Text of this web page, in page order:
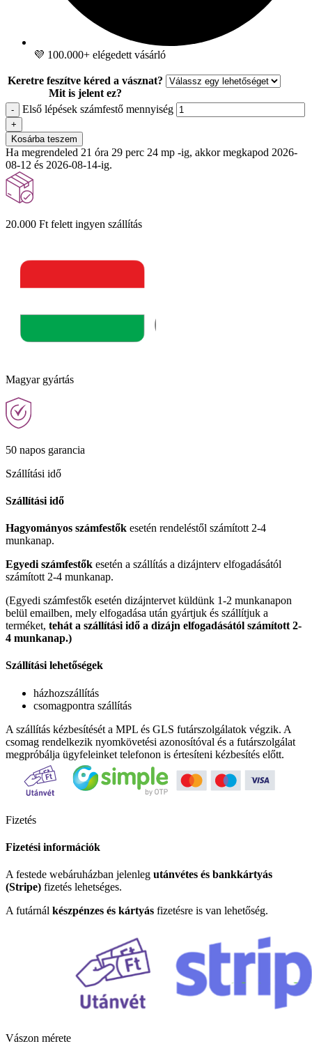
💜 100.000+ elégedett vásárló
Keretre feszítve kéred a vásznat?
Mit is jelent ez?
- Első lépések számfestő mennyiség
+
Kosárba teszem
Ha megrendeled 21 óra 29 perc 23 mp -ig, akkor megkapod 2026-
08-12 és 2026-08-14-ig.
20.000 Ft felett ingyen szállítás
Magyar gyártás
50 napos garancia
Szállítási idő
Szállítási idő
Hagyományos számfestők esetén rendeléstől számított 2-4
munkanap.
Egyedi számfestők esetén a szállítás a dizájnterv elfogadásától
számított 2-4 munkanap.
(Egyedi számfestők esetén dizájntervet küldünk 1-2 munkanapon
belül emailben, mely elfogadása után gyártjuk és szállítjuk a
terméket, tehát a szállítási idő a dizájn elfogadásától számított 2-
4 munkanap.)
Szállítási lehetőségek
házhozszállítás
csomagpontra szállítás
A szállítás kézbesítését a MPL és GLS futárszolgálatok végzik. A
csomag rendelkezik nyomkövetési azonosítóval és a futárszolgálat
megpróbálja ügyfeleinket telefonon is értesíteni kézbesítés előtt.
Fizetés
Fizetési információk
A festede webáruházban jelenleg utánvétes és bankkártyás
(Stripe) fizetés lehetséges.
A futárnál készpénzes és kártyás fizetésre is van lehetőség.
Vászon mérete